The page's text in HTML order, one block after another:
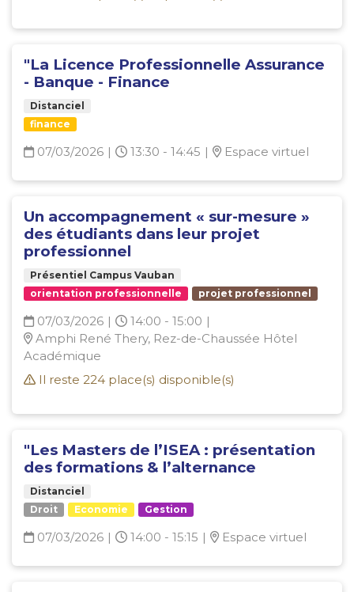
"La Licence Professionnelle Assurance
- Banque - Finance
Distanciel
finance
07/03/2026 | 13:30 - 14:45 | Espace virtuel
Un accompagnement « sur-mesure »
des étudiants dans leur projet
professionnel
Présentiel Campus Vauban
orientation professionnelle
projet professionnel
07/03/2026 | 14:00 - 15:00 |
Amphi René Thery, Rez-de-Chaussée Hôtel
Académique
Il reste 224 place(s) disponible(s)
"Les Masters de l’ISEA : présentation
des formations & l’alternance
Distanciel
Droit
Economie Gestion
07/03/2026 | 14:00 - 15:15 | Espace virtuel